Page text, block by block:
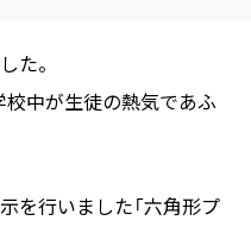
た。
中が生徒の熱気であふ
を行いました「六角形プ